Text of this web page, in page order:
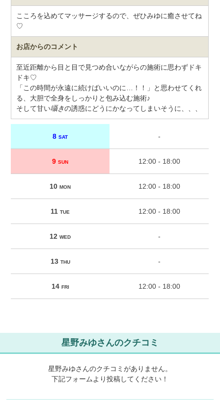
こころを込めてマッサージするので、ぜひみゆに癒させてね
♡
お店からのコメント
至近距離から目と目で見つめ合いながらの施術に思わずドキ
ドキ♡
「この時間が永遠に続けばいいのに…！！」と思わせてくれ
る、大胆で全身をしっかりと包み込む施術♪
そして甘い囁きの誘惑にどうにかなってしまいそうに、、、
8SAT -
9SUN 12:00 - 18:00
10MON 12:00 - 18:00
11TUE 12:00 - 18:00
12WED -
13 THU -
14 FRI 12:00 - 18:00
星野みゆさんのクチコミ
星野みゆさんのクチコミがありません。
下記フォームより投稿してください！